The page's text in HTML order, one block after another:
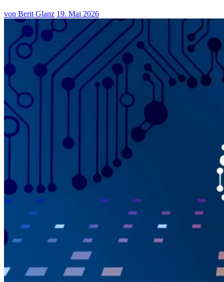
von Berit Glanz 19. Mai 2026